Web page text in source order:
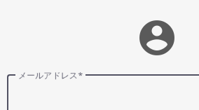
account_circle
メールアドレス